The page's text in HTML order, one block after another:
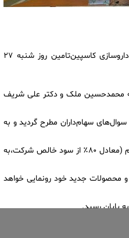
به گزارش روابط‌عمومی و امور بین الملل تیپیکو، مجمع عمومی عادی و فوق‌العاده شرکت داروسازی کاسپین‌تامین روز شنبه ۲۷
محمدحسین ملک و دکتر علی شریف‌
سهام‌داران مطرح گردید و به
براساس پیشنهاد هیئت ‌مدیره و تأیید مجمع، سود نقدی به میزان ۵۷۰ تومان به ازای هر سهم (معادل ۸۰٪ از سود خالص شرکت،به
به‌زودی از پروژه‌ها و محصولات جدید خود رونمایی خواهد